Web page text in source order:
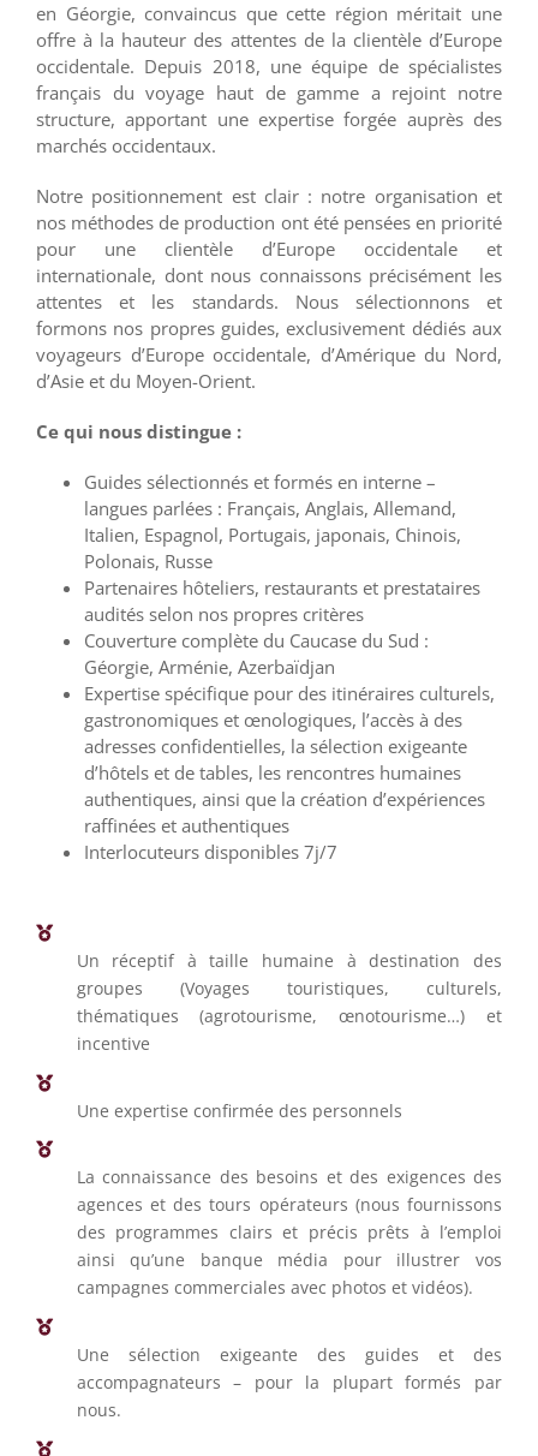
en Géorgie, convaincus que cette région méritait une
offre à la hauteur des attentes de la clientèle d’Europe
occidentale. Depuis 2018, une équipe de spécialistes
français du voyage haut de gamme a rejoint notre
structure, apportant une expertise forgée auprès des
marchés occidentaux.
Notre positionnement est clair : notre organisation et
nos méthodes de production ont été pensées en priorité
pour une clientèle d’Europe occidentale et
internationale, dont nous connaissons précisément les
attentes et les standards. Nous sélectionnons et
formons nos propres guides, exclusivement dédiés aux
voyageurs d’Europe occidentale, d’Amérique du Nord,
d’Asie et du Moyen-Orient.
Ce qui nous distingue :
Guides sélectionnés et formés en interne –
langues parlées : Français, Anglais, Allemand,
Italien, Espagnol, Portugais, japonais, Chinois,
Polonais, Russe
Partenaires hôteliers, restaurants et prestataires
audités selon nos propres critères
Couverture complète du Caucase du Sud :
Géorgie, Arménie, Azerbaïdjan
Expertise spécifique pour des itinéraires culturels,
gastronomiques et œnologiques, l’accès à des
adresses confidentielles, la sélection exigeante
d’hôtels et de tables, les rencontres humaines
authentiques, ainsi que la création d’expériences
raffinées et authentiques
Interlocuteurs disponibles 7j/7
Un réceptif à taille humaine à destination des
groupes (Voyages touristiques, culturels,
thématiques (agrotourisme, œnotourisme…) et
incentive
Une expertise confirmée des personnels
La connaissance des besoins et des exigences des
agences et des tours opérateurs (nous fournissons
des programmes clairs et précis prêts à l’emploi
ainsi qu’une banque média pour illustrer vos
campagnes commerciales avec photos et vidéos).
Une sélection exigeante des guides et des
accompagnateurs – pour la plupart formés par
nous.